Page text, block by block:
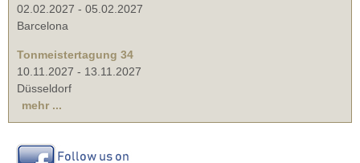
02.02.2027 - 05.02.2027
Barcelona
Tonmeistertagung 34
10.11.2027 - 13.11.2027
Düsseldorf
mehr ...